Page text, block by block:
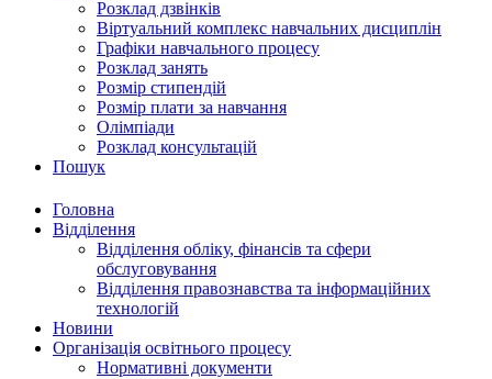
Розклад дзвінків
Віртуальний комплекс навчальних дисциплін
Графіки навчального процесу
Розклад занять
Розмір стипендій
Розмір плати за навчання
Олімпіади
Розклад консультацій
Пошук
Головна
Відділення
Відділення обліку, фінансів та сфери
обслуговування
Відділення правознавства та інформаційних
технологій
Новини
Організація освітнього процесу
Нормативні документи